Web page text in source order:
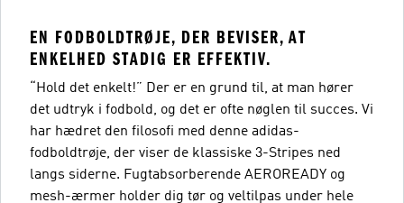
EN FODBOLDTRØJE, DER BEVISER, AT
ENKELHED STADIG ER EFFEKTIV.
“Hold det enkelt!” Der er en grund til, at man hører
det udtryk i fodbold, og det er ofte nøglen til succes. Vi
har hædret den filosofi med denne adidas-
fodboldtrøje, der viser de klassiske 3-Stripes ned
langs siderne. Fugtabsorberende AEROREADY og
mesh-ærmer holder dig tør og veltilpas under hele